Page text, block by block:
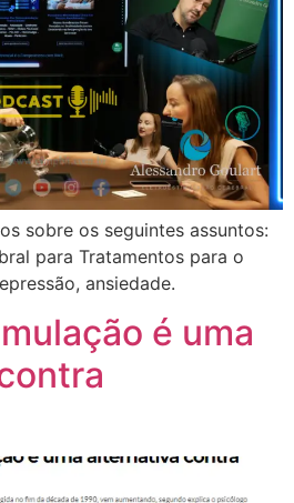
sobre os seguintes assuntos:
para Tratamentos para o
ansiedade.
é uma